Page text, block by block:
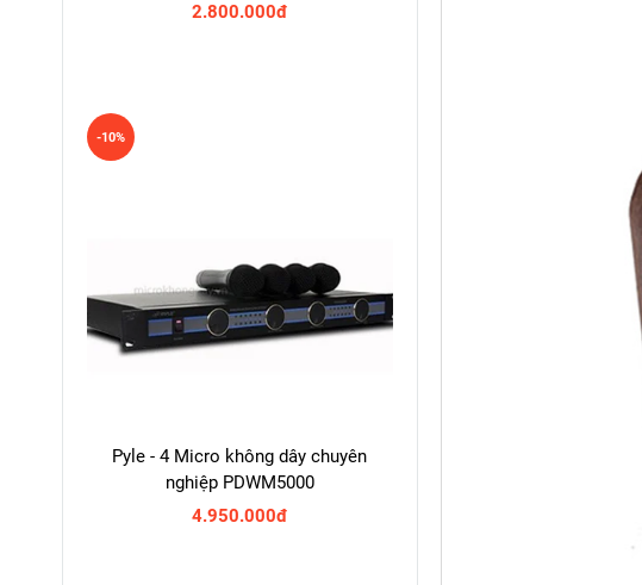
2.800.000đ
Pyle - 4 Micro không dây chuyên
nghiệp PDWM5000
4.950.000đ
-10%